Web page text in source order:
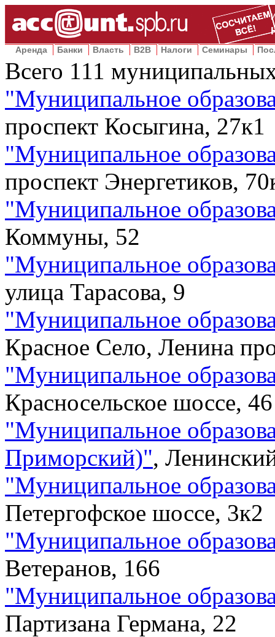
Аренда Банки Власть B2B Налоги Семинары
Всего 111
"Муниципальное
проспект Косыгина, 27к1
"Муниципальное
проспект Энергетиков,
"Муниципальное
Коммуны, 52
"Муниципальное
улица Тарасова, 9
"Муниципальное
Красное Село, Ленина
"Муниципальное
Красносельское шоссе, 46
"Муниципальное
Приморский)",
"Муниципальное
Петергофское шоссе, 3к2
"Муниципальное
Ветеранов, 166
"Муниципальное
Партизана Германа, 22